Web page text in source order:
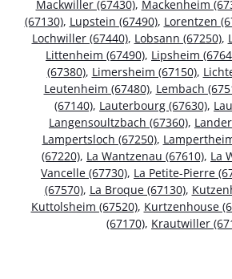
Mackwiller (67430), Mackenheim
(67130), Lupstein (67490), Lorentzen
Lochwiller (67440), Lobsann (67250),
Littenheim (67490), Lipsheim
(67380), Limersheim (67150),
Leutenheim (67480), Lembach
(67140), Lauterbourg (67630),
Langensoultzbach (67360),
Lampertsloch (67250),
(67220), La Wantzenau (67610), La
Vancelle (67730), La Petite-Pierre
(67570), La Broque (67130),
Kuttolsheim (67520), Kurtzenhouse
(67170), Krautwiller